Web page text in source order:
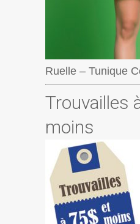
Ruelle – Tunique
Trouvailles
moins